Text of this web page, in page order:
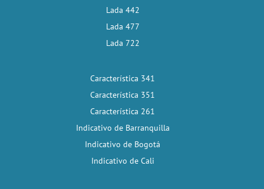
Lada 442
Lada 477
Lada 722
Característica 341
Característica 351
Característica 261
Indicativo de Barranquilla
Indicativo de Bogotá
Indicativo de Cali